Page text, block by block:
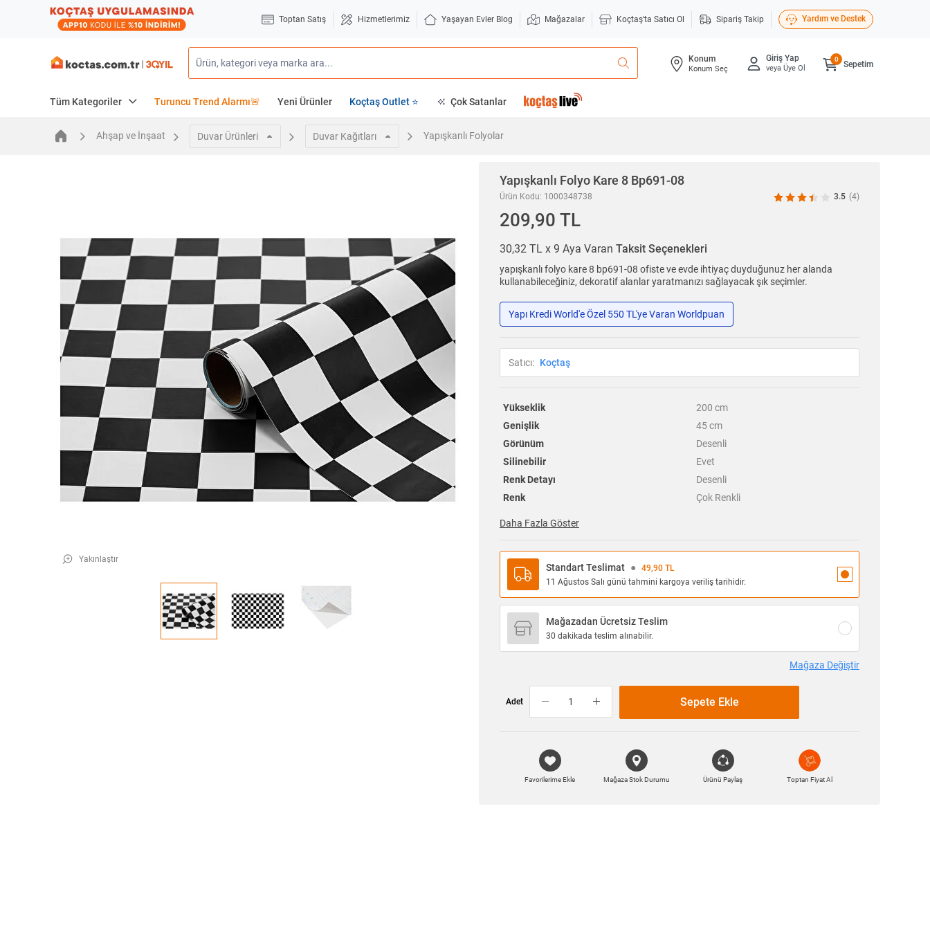
Toptan Satış Hizmetlerimiz Yaşayan Evler Blog Mağazalar Koçtaş'ta Satıcı Ol Sipariş Takip Yardım ve Destek
Konum
Konum Seç
Giriş Yap
veya Üye Ol Sepetim
0
Tüm Kategoriler Turuncu Trend Alarmı🚨 Yeni Ürünler Koçtaş Outlet ⭐ Çok Satanlar
Ahşap ve İnşaat Duvar Ürünleri Duvar Kağıtları Yapışkanlı Folyolar
Yakınlaştır
Yapışkanlı Folyo Kare 8 Bp691-08
Ürün Kodu: 1000348738 3.5 (4)
209,90 TL
30,32 TL x 9 Aya Varan Taksit Seçenekleri
yapışkanlı folyo kare 8 bp691-08 ofiste ve evde ihtiyaç duyduğunuz her alanda
kullanabileceğiniz, dekoratif alanlar yaratmanızı sağlayacak şık seçimler.
Yapı Kredi World'e Özel 550 TL'ye Varan Worldpuan
Satıcı: Koçtaş
Yükseklik 200 cm
Genişlik
45 cm
Görünüm
Desenli
Silinebilir
Evet
Renk Detayı
Desenli
Renk
Çok Renkli
Daha Fazla Göster
Standart Teslimat ●
49,90 TL
11 Ağustos Salı günü tahmini kargoya veriliş tarihidir.
Mağazadan Ücretsiz Teslim
30 dakikada teslim alınabilir.
Mağaza Değiştir
Adet Sepete Ekle
Favorilerime Ekle Mağaza Stok Durumu Ürünü Paylaş Toptan Fiyat Al